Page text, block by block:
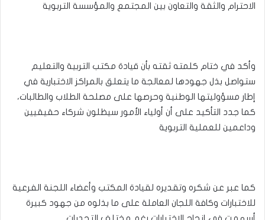
الاحترام والثقة والتعاون بين المجتمع والمؤسسة التربوية
وأكد في ختام كلمته ثقته بأن قيادة مكتب التربية والتعليم
ستواصل بذل جهودها لمعالجة ما يتعلق بالمراكز الاختبارية في
إطار مسؤوليتها الوطنية وحرصها على مصلحة الطلاب والطالبات،
كما جدد التأكيد على أن أولياء الأمور سيظلون شركاء حقيقيين
وداعمين للعملية التربوية
كما عبر عن شكره وتقديره لقيادة المكتب وأعضاء اللجنة الفرعية
للاختبارات وكافة اللجان العاملة على ما بذلوه من جهود كبيرة
أسهمت في إنجاح الاختبارات رغم مختلف التحديات.